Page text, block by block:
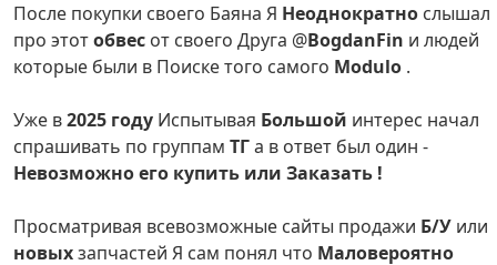
После покупки своего Баяна Я Неоднократно слышал
про этотобвес от своего Друга @BogdanFin и людей
которые были в Поиске того самого Modulo .
Уже в2025 году Испытывая Большой интерес начал
спрашивать по группам ТГа в ответ был один -
Невозможно его купить или Заказать !
Просматривая всевозможные сайты продажи Б/У или
новыхзапчастей Я сам понял что Маловероятно